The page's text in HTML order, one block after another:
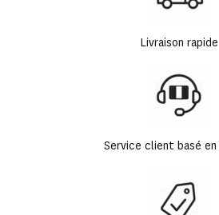
Livraison rapide
Service client basé en